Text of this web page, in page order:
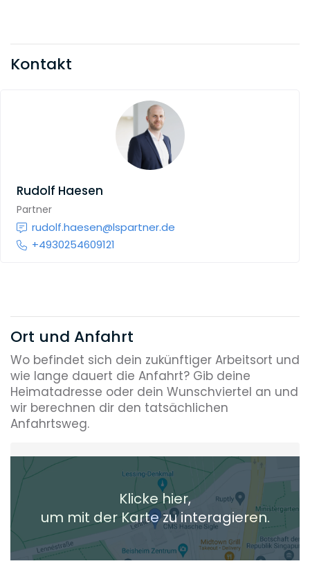
Kontakt
Rudolf Haesen
Partner
rudolf.haesen@lspartner.de
+4930254609121
Ort und Anfahrt
Wo befindet sich dein zukünftiger Arbeitsort und
wie lange dauert die Anfahrt? Gib deine
Heimatadresse oder dein Wunschviertel an und
wir berechnen dir den tatsächlichen
Anfahrtsweg.
Heimatadresse oder Wunschort
+ Aktuellen Standort hinzufügen
Die berechneten Anreisezeiten basieren auf den
Verkehrsdaten eines typischen Dienstag morgens um 8:30.
Klicke hier,
um mit der Karte zu interagieren.